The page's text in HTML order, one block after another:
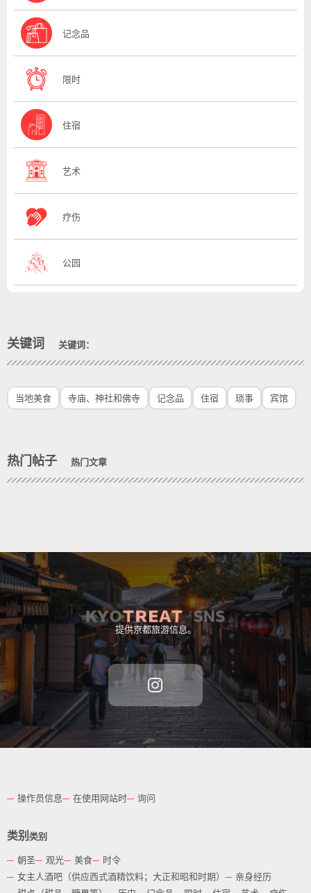
记念品
限时
住宿
艺术
疗伤
公园
关键词 关键词：
当地美食 寺庙、神社和佛寺 记念品 住宿 琐事 宾馆
热门帖子 热门文章
提供京都旅游信息。
操作员信息 在使用网站时 询问
类别 类别
朝圣 观光 美食
时令
女主人酒吧（供应西式酒精饮料；大正和昭和时期）
亲身经历
English